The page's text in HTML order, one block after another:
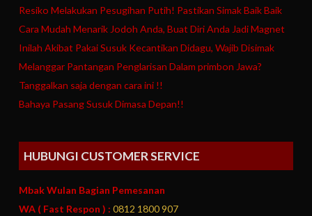
Resiko Melakukan Pesugihan Putih! Pastikan Simak Baik Baik
Cara Mudah Menarik Jodoh Anda, Buat Diri Anda Jadi Magnet
Inilah Akibat Pakai Susuk Kecantikan Didagu, Wajib Disimak
Melanggar Pantangan Penglarisan Dalam primbon Jawa?
Tanggalkan saja dengan cara ini !!
Bahaya Pasang Susuk Dimasa Depan!!
HUBUNGI CUSTOMER SERVICE
Mbak Wulan Bagian Pemesanan
WA ( Fast Respon ) : 0812 1800 907